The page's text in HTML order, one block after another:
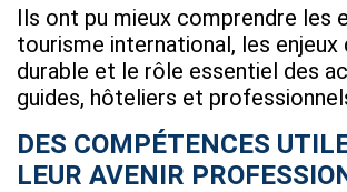
Ils ont pu mieux comprendre les
tourisme international, les enjeux
durable et le rôle essentiel des
guides, hôteliers et
DES COMPÉTENCES
LEUR AVENIR